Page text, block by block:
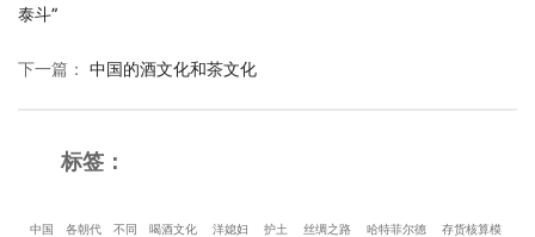
泰斗”
下一篇 ： 中国的酒文化和茶文化
标签：
中国 各朝代 不同 喝酒文化 洋媳妇 护土 丝绸之路 哈特菲尔德 存货核算模